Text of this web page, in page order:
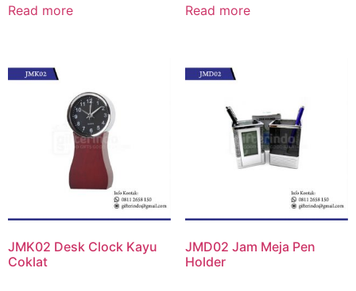
Read more Read more
JMK02 Desk Clock Kayu
Coklat
JMD02 Jam Meja Pen
Holder